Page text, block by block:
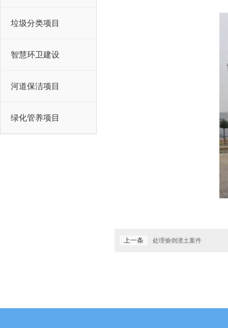
垃圾分类项目
智慧环卫建设
河道保洁项目
绿化管养项目
上一条 处理偷倒渣土案件